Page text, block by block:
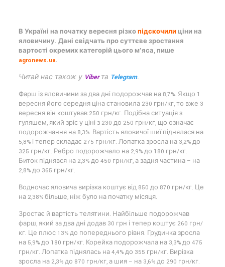
В Україні на початку вересня різкопідскочилиціни на
яловичину. Дані свідчать про суттєве зростання
вартості окремих категорій цього м’яса, пише
agronews.ua.
Читай нас також у Viberта Telegram.
Фарш із яловичини за два дні подорожчав на 8,7%. Якщо 1
вересня його середня ціна становила 230 грн/кг, то вже 3
вересня він коштував 250 грн/кг. Подібна ситуація з
гуляшем, який зріс у ціні з 230 до 250 грн/кг, що означає
подорожчання на 8,3%. Вартість яловичої шиї піднялася на
5,8% і тепер складає 275 грн/кг. Лопатка зросла на 3,2% до
325 грн/кг. Ребро подорожчало на 2,9% до 180 грн/кг.
Биток піднявся на 2,3% до 450 грн/кг, а задня частина – на
2,8% до 365 грн/кг.
Водночас яловича вирізка коштує від 850 до 870 грн/кг. Це
на 2,38% більше, ніж було на початку місяця.
Зростає й вартість телятини. Найбільше подорожчав
фарш, який за два дні додав 30 грн і тепер коштує 260 грн/
кг. Це плюс 13% до попереднього рівня. Грудинка зросла
на 5,9% до 180 грн/кг. Корейка подорожчала на 3,3% до 475
грн/кг. Лопатка піднялась на 4,4% до 355 грн/кг. Вирізка
зросла на 2,3% до 870 грн/кг, а шия – на 3,6% до 290 грн/кг.